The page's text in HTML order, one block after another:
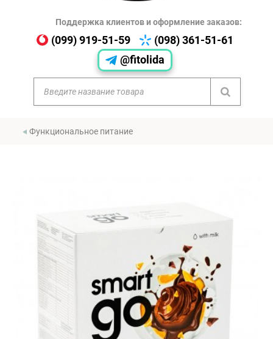
Поддержка клиентов и оформление заказов:
(099) 919-51-59
(098) 361-51-61
@fitolida
Функциональное питание